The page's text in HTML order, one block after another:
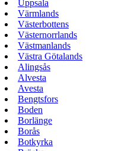
Uppsala
Värmlands
Västerbottens
Västernorrlands
Västmanlands
Västra Götalands
Alingsås
Alvesta
Avesta
Bengtsfors
Boden
Borlänge
Borås
Botkyrka